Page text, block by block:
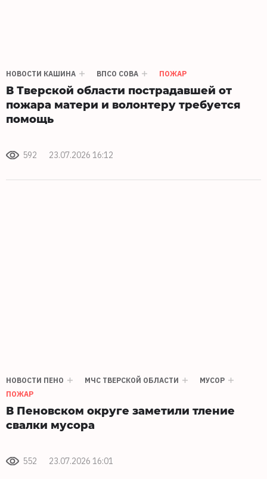
НОВОСТИ КАШИНА ВПСО СОВА ПОЖАР
В Тверской области пострадавшей от
пожара матери и волонтеру требуется
помощь
592 23.07.2026 16:12
НОВОСТИ ПЕНО МЧС ТВЕРСКОЙ ОБЛАСТИ
МУСОР
ПОЖАР
В Пеновском округе заметили тление
свалки мусора
552 23.07.2026 16:01